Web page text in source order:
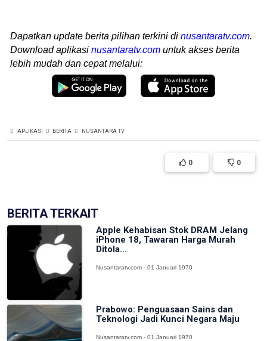
Dapatkan update berita pilihan terkini di nusantaratv.com.
Download aplikasi nusantaratv.com untuk akses berita
lebih mudah dan cepat melalui:
APLIKASI BERITA NUSANTARA TV
0 0
BERITA TERKAIT
Apple Kehabisan Stok DRAM Jelang
iPhone 18, Tawaran Harga Murah
Ditola...
Nusantaratv.com - 01 Januari 1970
Prabowo: Penguasaan Sains dan
Teknologi Jadi Kunci Negara Maju
Nusantaratv.com - 01 Januari 1970